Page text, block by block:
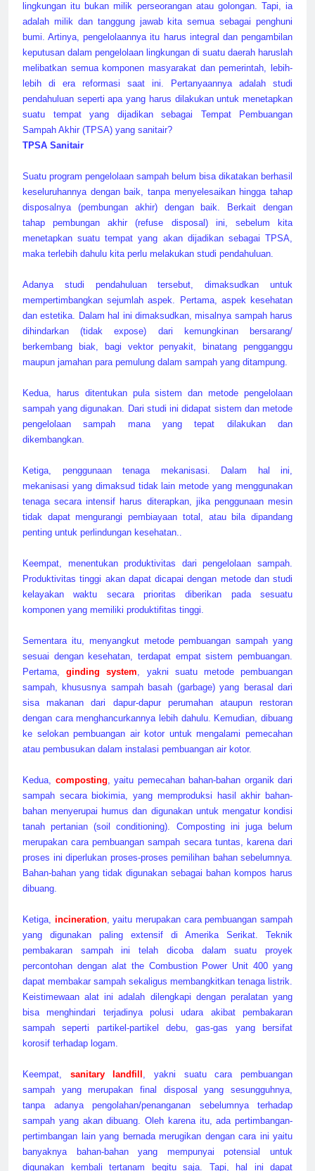
lingkungan itu bukan milik perseorangan atau golongan. Tapi, ia
adalah milik dan tanggung jawab kita semua sebagai penghuni
bumi. Artinya, pengelolaannya itu harus integral dan pengambilan
keputusan dalam pengelolaan lingkungan di suatu daerah haruslah
melibatkan semua komponen masyarakat dan pemerintah, lebih-
lebih di era reformasi saat ini. Pertanyaannya adalah studi
pendahuluan seperti apa yang harus dilakukan untuk menetapkan
suatu tempat yang dijadikan sebagai Tempat Pembuangan
Sampah Akhir (TPSA) yang sanitair?
TPSA Sanitair
Suatu program pengelolaan sampah belum bisa dikatakan berhasil
keseluruhannya dengan baik, tanpa menyelesaikan hingga tahap
disposalnya (pembungan akhir) dengan baik. Berkait dengan
tahap pembungan akhir (refuse disposal) ini, sebelum kita
menetapkan suatu tempat yang akan dijadikan sebagai TPSA,
maka terlebih dahulu kita perlu melakukan studi pendahuluan.
Adanya studi pendahuluan tersebut, dimaksudkan untuk
mempertimbangkan sejumlah aspek. Pertama, aspek kesehatan
dan estetika. Dalam hal ini dimaksudkan, misalnya sampah harus
dihindarkan (tidak expose) dari kemungkinan bersarang/
berkembang biak, bagi vektor penyakit, binatang pengganggu
maupun jamahan para pemulung dalam sampah yang ditampung.
Kedua, harus ditentukan pula sistem dan metode pengelolaan
sampah yang digunakan. Dari studi ini didapat sistem dan metode
pengelolaan sampah mana yang tepat dilakukan dan
dikembangkan.
Ketiga, penggunaan tenaga mekanisasi. Dalam hal ini,
mekanisasi yang dimaksud tidak lain metode yang menggunakan
tenaga secara intensif harus diterapkan, jika penggunaan mesin
tidak dapat mengurangi pembiayaan total, atau bila dipandang
penting untuk perlindungan kesehatan..
Keempat, menentukan produktivitas dari pengelolaan sampah.
Produktivitas tinggi akan dapat dicapai dengan metode dan studi
kelayakan waktu secara prioritas diberikan pada sesuatu
komponen yang memiliki produktifitas tinggi.
Sementara itu, menyangkut metode pembuangan sampah yang
sesuai dengan kesehatan, terdapat empat sistem pembuangan.
Pertama,ginding system, yakni suatu metode pembuangan
sampah, khususnya sampah basah (garbage) yang berasal dari
sisa makanan dari dapur-dapur perumahan ataupun restoran
dengan cara menghancurkannya lebih dahulu. Kemudian, dibuang
ke selokan pembuangan air kotor untuk mengalami pemecahan
atau pembusukan dalam instalasi pembuangan air kotor.
Kedua, composting, yaitu pemecahan bahan-bahan organik dari
sampah secara biokimia, yang memproduksi hasil akhir bahan-
bahan menyerupai humus dan digunakan untuk mengatur kondisi
tanah pertanian (soil conditioning). Composting ini juga belum
merupakan cara pembuangan sampah secara tuntas, karena dari
proses ini diperlukan proses-proses pemilihan bahan sebelumnya.
Bahan-bahan yang tidak digunakan sebagai bahan kompos harus
dibuang.
Ketiga, incineration, yaitu merupakan cara pembuangan sampah
yang digunakan paling extensif di Amerika Serikat. Teknik
pembakaran sampah ini telah dicoba dalam suatu proyek
percontohan dengan alat the Combustion Power Unit 400 yang
dapat membakar sampah sekaligus membangkitkan tenaga listrik.
Keistimewaan alat ini adalah dilengkapi dengan peralatan yang
bisa menghindari terjadinya polusi udara akibat pembakaran
sampah seperti partikel-partikel debu, gas-gas yang bersifat
korosif terhadap logam.
Keempat, sanitary landfill , yakni suatu cara pembuangan
sampah yang merupakan final disposal yang sesungguhnya,
tanpa adanya pengolahan/penanganan sebelumnya terhadap
sampah yang akan dibuang. Oleh karena itu, ada pertimbangan-
pertimbangan lain yang bernada merugikan dengan cara ini yaitu
banyaknya bahan-bahan yang mempunyai potensial untuk
digunakan kembali tertanam begitu saja. Tapi, hal ini dapat